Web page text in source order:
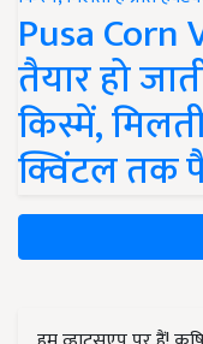
Pusa
तैयार हो
किस्में,
क्विंटल तक